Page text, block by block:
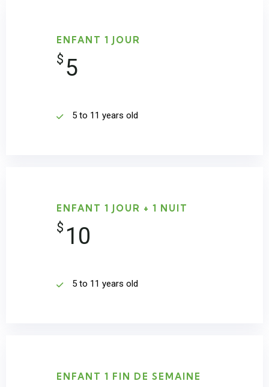
ENFANT 1 JOUR
$ 5
5 to 11 years old
ENFANT 1 JOUR + 1 NUIT
$ 10
5 to 11 years old
ENFANT 1 FIN DE SEMAINE